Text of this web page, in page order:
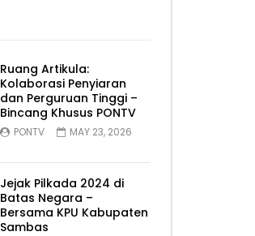
Ruang Artikula:
Kolaborasi Penyiaran
dan Perguruan Tinggi –
Bincang Khusus PONTV
PONTV MAY 23, 2026
Jejak Pilkada 2024 di
Batas Negara –
Bersama KPU Kabupaten
Sambas